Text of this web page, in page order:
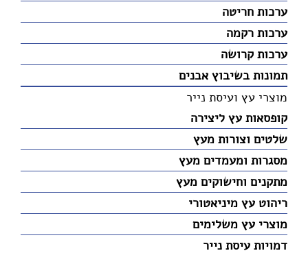
ערכות חריטה
ערכות רקמה
ערכות קרושה
תמונות בשיבוץ אבנים
מוצרי עץ ועיסת נייר
קופסאות עץ ליצירה
שלטים וצורות מעץ
מסגרות ומעמדים מעץ
מתקנים וחישוקים מעץ
ריהוט עץ מיניאטורי
מוצרי עץ משלימים
דמויות עיסת נייר